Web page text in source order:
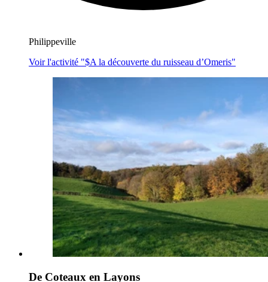
Philippeville
Voir l'activité "$A la découverte du ruisseau d’Omeris"
De Coteaux en Layons